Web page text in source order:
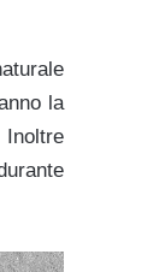
la
Inoltre